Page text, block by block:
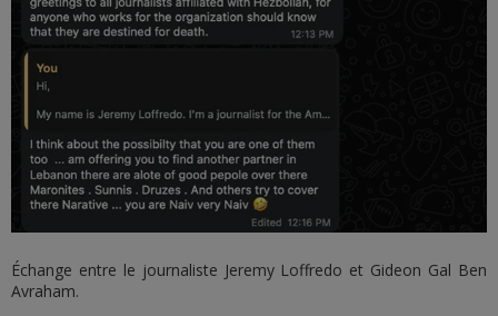
Échange entre le journaliste Jeremy Loffredo et Gideon Gal Ben
Avraham.